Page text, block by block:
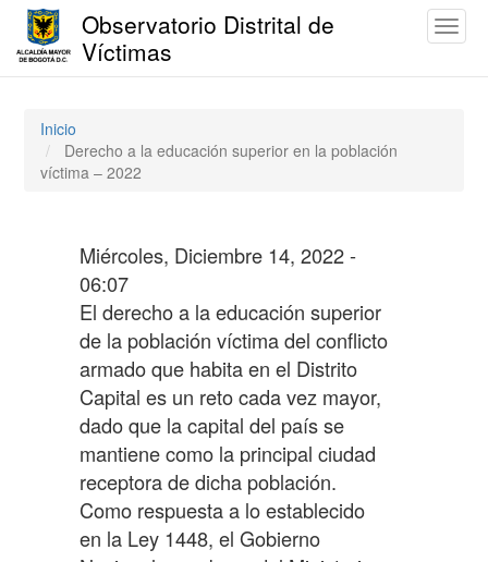
Pasar
contenido
principal
Observatorio Distrital de
Víctimas
Inicio
Derecho a la educación superior en la población
víctima – 2022
Miércoles, Diciembre 14, 2022 -
06:07
El derecho a la educación superior
de la población víctima del conflicto
armado que habita en el Distrito
Capital es un reto cada vez mayor,
dado que la capital del país se
mantiene como la principal ciudad
receptora de dicha población.
Como respuesta a lo establecido
en la Ley 1448, el Gobierno